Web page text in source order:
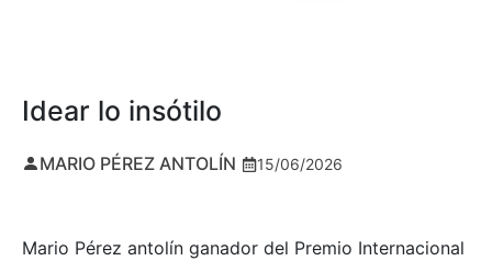
Idear lo insótilo
MARIO PÉREZ ANTOLÍN 15/06/2026
Mario Pérez antolín ganador del Premio Internacional